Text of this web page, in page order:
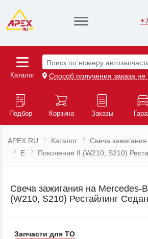
Каталог
Поиск по номеру
Способ получения заказа не
Подбор Корзина Заказы
APEX.RU Каталог Свеча зажигания
E
Поколение II (W210, S210)
Свеча зажигания на Mercedes-
(W210, S210) Рестайлинг Седан
Запчасти для ТО